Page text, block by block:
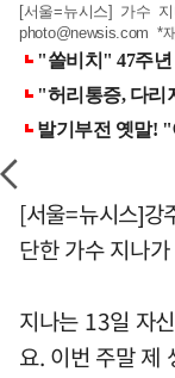
[서울=뉴시스] 가수
photo@newsis.com *
[서울=뉴시스]강
단한 가수 지나
지나는 13일 자
요. 이번 주말 제